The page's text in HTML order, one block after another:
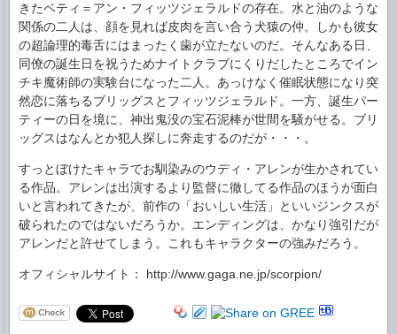
きたベティ＝アン・フィッツジェラルドの存在。水と油のような
関係の二人は、顔を見れば皮肉を言い合う犬猿の仲。しかも彼女
の超論理的毒舌にはまったく歯が立たないのだ。そんなある日、
同僚の誕生日を祝うためナイトクラブにくりだしたところでイン
チキ魔術師の実験台になった二人。あっけなく催眠状態になり突
然恋に落ちるブリッグスとフィッツジェラルド。一方、誕生パー
ティーの日を境に、神出鬼没の宝石泥棒が世間を騒がせる。ブリ
ッグスはなんとか犯人探しに奔走するのだが・・・。
すっとぼけたキャラでお馴染みのウディ・アレンが生かされてい
る作品。アレンは出演するより監督に徹してる作品のほうが面白
いと言われてきたが、前作の「おいしい生活」といいジンクスが
破られたのではないだろうか。エンディングは、かなり強引だが
アレンだと許せてしまう。これもキャラクターの強みだろう。
オフィシャルサイト： http://www.gaga.ne.jp/scorpion/